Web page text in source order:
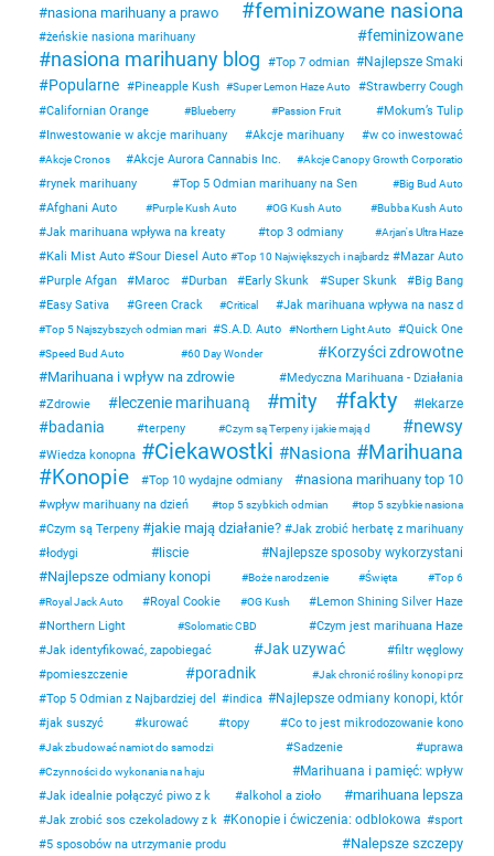
nasiona marihuany a prawo feminizowane nasiona
żeńskie nasiona marihuany feminizowane
nasiona marihuany blog Top 7 odmian Najlepsze Smaki
Popularne Pineapple Kush Super Lemon Haze Auto
Strawberry Cough
Californian Orange
Blueberry Passion Fruit
Mokum’s Tulip
Inwestowanie w akcje marihuany
Akcje marihuany w co inwestować
Akcje Cronos Akcje Aurora Cannabis Inc. Akcje Canopy Growth Corporatio
rynek marihuany Top 5 Odmian marihuany na Sen Big Bud Auto
Afghani Auto Purple Kush Auto OG Kush Auto Bubba Kush Auto
Jak marihuana wpływa na kreaty top 3 odmiany Arjan's Ultra Haze
Kali Mist Auto Sour Diesel Auto Top 10 Największych i najbardz
Mazar Auto
Purple Afgan
Maroc Durban Early Skunk Super Skunk
Big Bang
Easy Sativa
Green Crack Critical Jak marihuana wpływa na nasz d
Top 5 Najszybszych odmian mari S.A.D. Auto Northern Light Auto Quick One
Speed Bud Auto 60 Day Wonder Korzyści zdrowotne
Marihuana i wpływ na zdrowie
Medyczna Marihuana - Działania
Zdrowie
leczenie marihuaną mity fakty lekarze
badania terpeny Czym są Terpeny i jakie mają d newsy
Wiedza konopna Ciekawostki Nasiona Marihuana
Konopie Top 10 wydajne odmiany nasiona marihuany top 10
wpływ marihuany na dzień top 5 szybkich odmian top 5 szybkie nasiona
Czym są Terpeny jakie mają działanie?
Jak zrobić herbatę z marihuany
łodygi
liscie Najlepsze sposoby wykorzystani
Najlepsze odmiany konopi Boże narodzenie Święta
Top 6
Royal Jack Auto
Royal Cookie OG Kush
Lemon Shining Silver Haze
Northern Light
Solomatic CBD
Czym jest marihuana Haze
Jak identyfikować, zapobiegać
Jak uzywać
filtr węglowy
pomieszczenie
poradnik Jak chronić rośliny konopi prz
Top 5 Odmian z Najbardziej del indica Najlepsze odmiany konopi, któr
jak suszyć kurować topy Co to jest mikrodozowanie kono
Jak zbudować namiot do samodzi Sadzenie uprawa
Czynności do wykonania na haju Marihuana i pamięć: wpływ
Jak idealnie połączyć piwo z k alkohol a zioło marihuana lepsza
Jak zrobić sos czekoladowy z k Konopie i ćwiczenia: odblokowa
sport
5 sposobów na utrzymanie produ
Nalepsze szczepy